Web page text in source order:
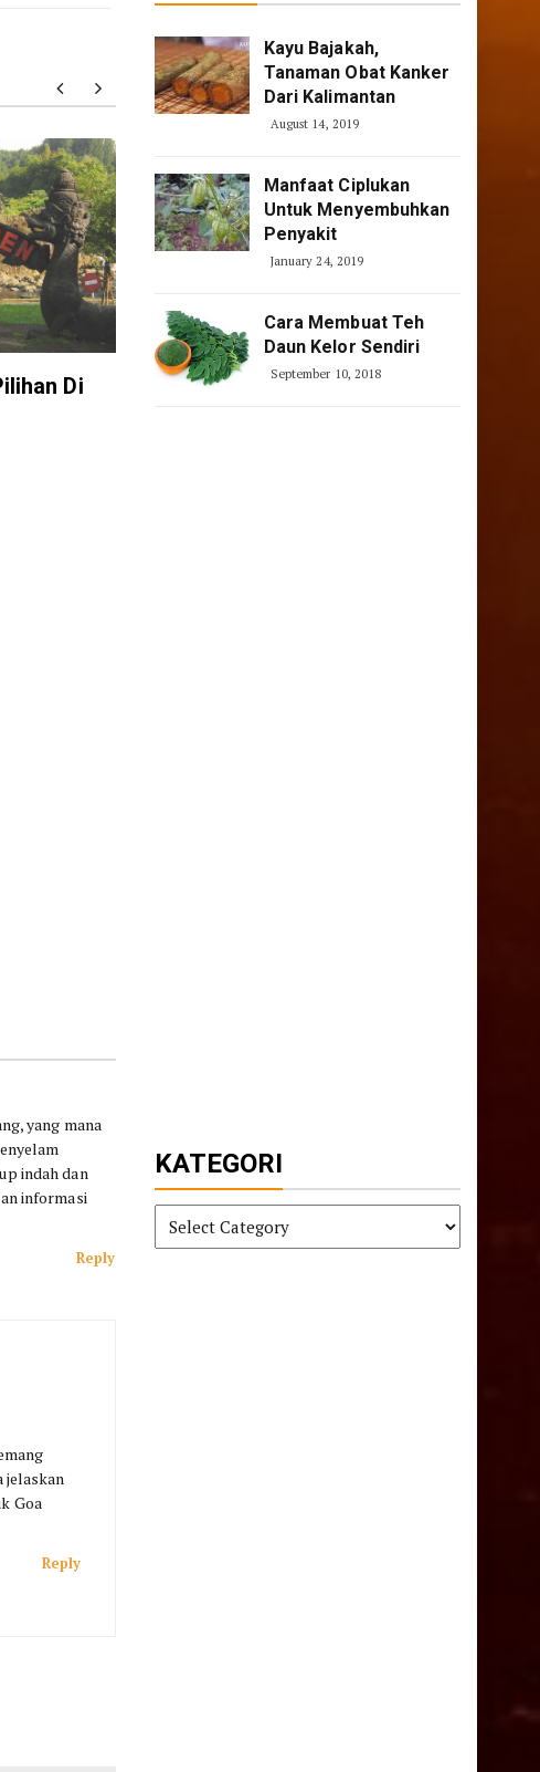
Di
Pantai Lampon, Pantai
Romantis di Kebumen
yang mana
indah dan
informasi
Reply
jelaskan
Goa
Reply
Kayu Bajakah,
Tanaman Obat Kanker
Dari Kalimantan
August 14, 2019
Manfaat Ciplukan
Untuk Menyembuhkan
Penyakit
January 24, 2019
Cara Membuat Teh
Daun Kelor Sendiri
September 10, 2018
KATEGORI
KATEGORI